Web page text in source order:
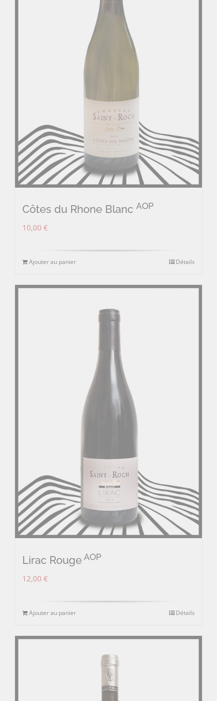
Côtes du Rhone Blanc AOP
10,00 €
Ajouter au panier Détails
Lirac RougeAOP
12,00 €
Ajouter au panier Détails